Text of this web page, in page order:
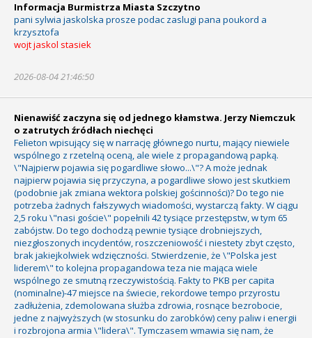
Informacja Burmistrza Miasta Szczytno
pani sylwia jaskolska prosze podac zaslugi pana poukord a
krzysztofa
wojt jaskol stasiek
2026-08-04 21:46:50
Nienawiść zaczyna się od jednego kłamstwa. Jerzy Niemczuk
o zatrutych źródłach niechęci
Felieton wpisujący się w narrację głównego nurtu, mający niewiele
wspólnego z rzetelną oceną, ale wiele z propagandową papką.
\"Najpierw pojawia się pogardliwe słowo...\"? A może jednak
najpierw pojawia się przyczyna, a pogardliwe słowo jest skutkiem
(podobnie jak zmiana wektora polskiej gościnności)? Do tego nie
potrzeba żadnych fałszywych wiadomości, wystarczą fakty. W ciągu
2,5 roku \"nasi goście\" popełnili 42 tysiące przestępstw, w tym 65
zabójstw. Do tego dochodzą pewnie tysiące drobniejszych,
niezgłoszonych incydentów, roszczeniowość i niestety zbyt często,
brak jakiejkolwiek wdzięczności. Stwierdzenie, że \"Polska jest
liderem\" to kolejna propagandowa teza nie mająca wiele
wspólnego ze smutną rzeczywistością. Fakty to PKB per capita
(nominalne)-47 miejsce na świecie, rekordowe tempo przyrostu
zadłużenia, zdemolowana służba zdrowia, rosnące bezrobocie,
jedne z najwyższych (w stosunku do zarobków) ceny paliw i energii
i rozbrojona armia \"lidera\". Tymczasem wmawia się nam, że